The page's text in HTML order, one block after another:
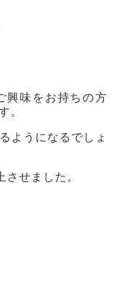
興味をお持ちの方
。
ようになるでしょ
せました。